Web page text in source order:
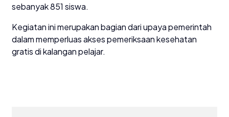
sebanyak 851 siswa.
Kegiatan ini merupakan bagian dari upaya pemerintah
dalam memperluas akses pemeriksaan kesehatan
gratis di kalangan pelajar.